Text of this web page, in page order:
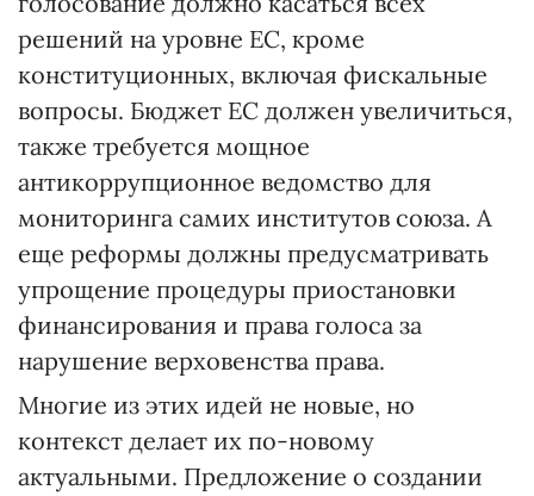
решений на уровне ЕС, кроме
конституционных, включая фискальные
вопросы. Бюджет ЕС должен увеличиться,
также требуется мощное
антикоррупционное ведомство для
мониторинга самих институтов союза. А
еще реформы должны предусматривать
упрощение процедуры приостановки
финансирования и права голоса за
нарушение верховенства права.
Многие из этих идей не новые, но
контекст делает их по-новому
актуальными. Предложение о создании